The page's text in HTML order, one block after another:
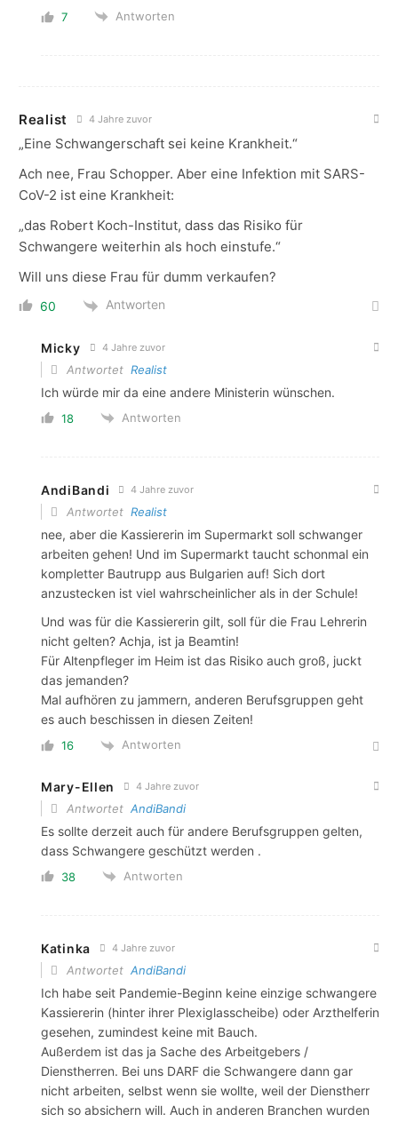
7 Antworten
Realist 4 Jahre zuvor
„Eine Schwangerschaft sei keine Krankheit.“
Ach nee, Frau Schopper. Aber eine Infektion mit SARS-
CoV-2 ist eine Krankheit:
„das Robert Koch-Institut, dass das Risiko für
Schwangere weiterhin als hoch einstufe.“
Will uns diese Frau für dumm verkaufen?
60 Antworten
Micky 4 Jahre zuvor
Antwortet Realist
Ich würde mir da eine andere Ministerin wünschen.
18 Antworten
AndiBandi 4 Jahre zuvor
Antwortet Realist
nee, aber die Kassiererin im Supermarkt soll schwanger
arbeiten gehen! Und im Supermarkt taucht schonmal ein
kompletter Bautrupp aus Bulgarien auf! Sich dort
anzustecken ist viel wahrscheinlicher als in der Schule!
Und was für die Kassiererin gilt, soll für die Frau Lehrerin
nicht gelten? Achja, ist ja Beamtin!
Für Altenpfleger im Heim ist das Risiko auch groß, juckt
das jemanden?
Mal aufhören zu jammern, anderen Berufsgruppen geht
es auch beschissen in diesen Zeiten!
16 Antworten
Mary-Ellen 4 Jahre zuvor
Antwortet AndiBandi
Es sollte derzeit auch für andere Berufsgruppen gelten,
dass Schwangere geschützt werden .
38 Antworten
Katinka 4 Jahre zuvor
Antwortet AndiBandi
Ich habe seit Pandemie-Beginn keine einzige schwangere
Kassiererin (hinter ihrer Plexiglasscheibe) oder Arzthelferin
gesehen, zumindest keine mit Bauch.
Außerdem ist das ja Sache des Arbeitgebers /
Dienstherren. Bei uns DARF die Schwangere dann gar
nicht arbeiten, selbst wenn sie wollte, weil der Dienstherr
sich so absichern will. Auch in anderen Branchen wurden